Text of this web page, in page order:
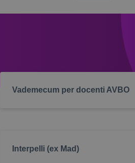
Vademecum per docenti AVBO
Interpelli (ex Mad)